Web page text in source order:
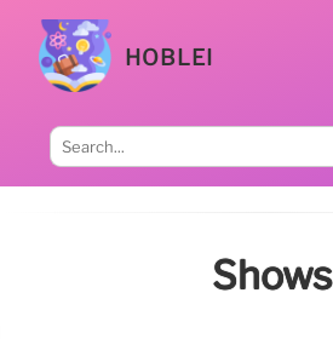
HOBLEI
Shows